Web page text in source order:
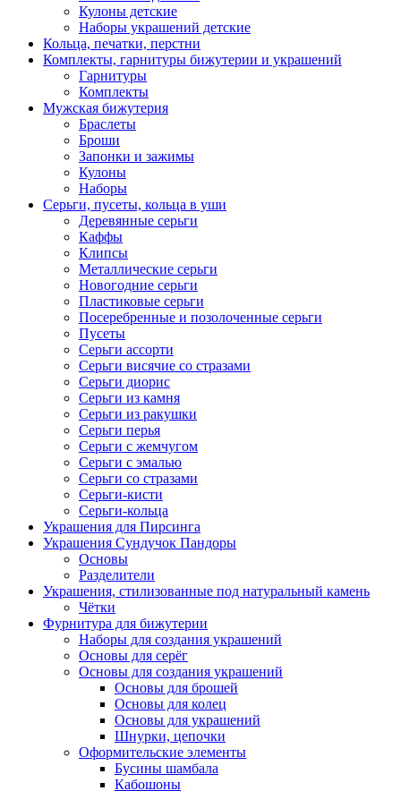
Кулоны детские
Наборы украшений детские
Кольца, печатки, перстни
Комплекты, гарнитуры бижутерии и украшений
Гарнитуры
Комплекты
Мужская бижутерия
Браслеты
Броши
Запонки и зажимы
Кулоны
Наборы
Серьги, пусеты, кольца в уши
Деревянные серьги
Каффы
Клипсы
Металлические серьги
Новогодние серьги
Пластиковые серьги
Посеребренные и позолоченные серьги
Пусеты
Серьги ассорти
Серьги висячие со стразами
Серьги диорис
Серьги из камня
Серьги из ракушки
Серьги перья
Серьги с жемчугом
Серьги с эмалью
Серьги со стразами
Серьги-кисти
Серьги-кольца
Украшения для Пирсинга
Украшения Сундучок Пандоры
Основы
Разделители
Украшения, стилизованные под натуральный камень
Чётки
Фурнитура для бижутерии
Наборы для создания украшений
Основы для серёг
Основы для создания украшений
Основы для брошей
Основы для колец
Основы для украшений
Шнурки, цепочки
Оформительские элементы
Бусины шамбала
Кабошоны